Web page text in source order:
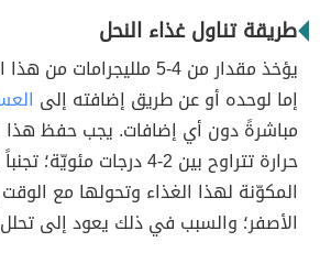
طريقة تناول غذاء النحل
يؤخذ مقدار من 4-5
إما لوحده أو عن طريق إضافته إلى
مباشرةً دون أي إضافات. يجب حفظ هذا
حرارة تتراوح بين 2-4 درجات
المكوّنة لهذا الغذاء وتحولها مع
الأصفر؛ والسبب في ذلك يعود إلى تحلل